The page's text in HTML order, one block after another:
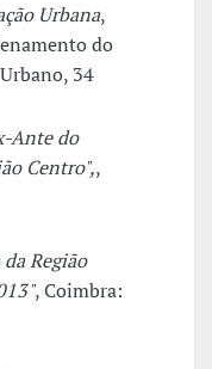
Urbana,
do
34
Ante do
Centro",,
Região
, Coimbra: